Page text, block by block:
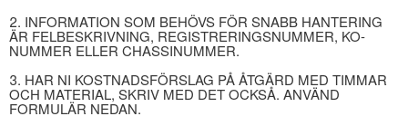
2. INFORMATION SOM BEHÖVS FÖR SNABB HANTERING
ÄR FELBESKRIVNING, REGISTRERINGSNUMMER, KO-
NUMMER ELLER CHASSINUMMER.
3. HAR NI KOSTNADSFÖRSLAG PÅ ÅTGÄRD MED TIMMAR
OCH MATERIAL, SKRIV MED DET OCKSÅ. ANVÄND
FORMULÄR NEDAN.